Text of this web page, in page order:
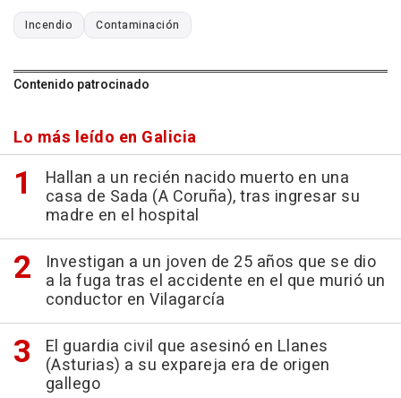
Incendio Contaminación
Contenido patrocinado
Lo más leído en Galicia
Hallan a un recién nacido muerto en una
casa de Sada (A Coruña), tras ingresar su
madre en el hospital
Investigan a un joven de 25 años que se dio
a la fuga tras el accidente en el que murió un
conductor en Vilagarcía
El guardia civil que asesinó en Llanes
(Asturias) a su expareja era de origen
gallego